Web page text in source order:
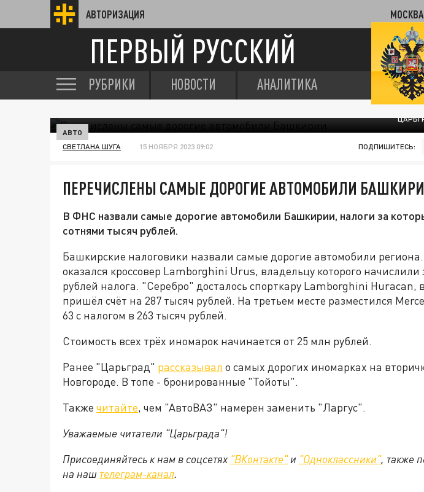
АВТОРИЗАЦИЯ МОСКВА
ПЕРВЫЙ РУССКИЙ
РУБРИКИ НОВОСТИ АНАЛИТИКА
АВТО
СВЕТЛАНА ШУГА 15 НОЯБРЯ 2023 09:02 ПОДПИШИТЕСЬ:
ПЕРЕЧИСЛЕНЫ САМЫЕ ДОРОГИЕ АВТОМОБИЛИ
В ФНС назвали самые дорогие автомобили Башкирии, налоги за
сотнями тысяч рублей.
Башкирские налоговики назвали самые дорогие автомобили
оказался кроссовер Lamborghini Urus, владельцу которого начислили
рублей налога. "Серебро" досталось спорткару Lamborghini Huracan,
пришёл счёт на 287 тысяч рублей. На третьем месте разместился
63 с налогом в 263 тысяч рублей.
Стоимость всех трёх иномарок начинается от 25 млн рублей.
Ранее "Царьград" рассказывал о самых дорогих иномарках на
Новгороде. В топе - бронированные "Тойоты".
Также читайте, чем "АвтоВАЗ" намерен заменить "Ларгус".
Уважаемые читатели "Царьграда"!
Присоединяйтесь к нам в соцсетях "ВКонтакте"и "Одноклассники", также
на наш телеграм-канал.